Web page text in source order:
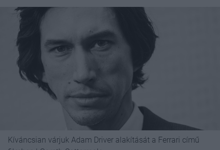
Kíváncsian várjuk Adam Driver alakítását a Ferrari című